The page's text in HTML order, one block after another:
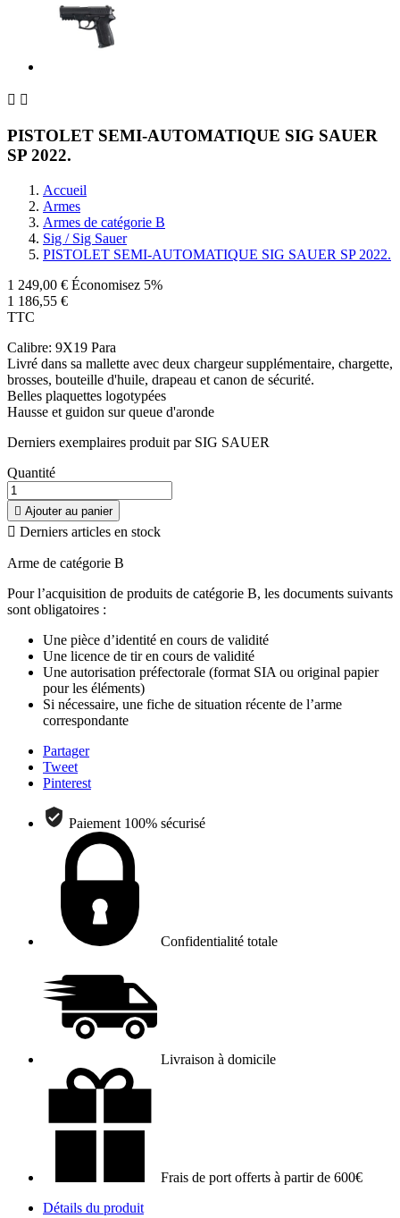
 
PISTOLET SEMI-AUTOMATIQUE SIG SAUER
SP 2022.
Accueil
Armes
Armes de catégorie B
Sig / Sig Sauer
PISTOLET SEMI-AUTOMATIQUE SIG SAUER SP 2022.
1 249,00 € Économisez 5%
1 186,55 €
TTC
Calibre: 9X19 Para
Livré dans sa mallette avec deux chargeur supplémentaire, chargette,
brosses, bouteille d'huile, drapeau et canon de sécurité.
Belles plaquettes logotypées
Hausse et guidon sur queue d'aronde
Derniers exemplaires produit par SIG SAUER
Quantité
 Ajouter au panier
 Derniers articles en stock
Arme de catégorie B
Pour l’acquisition de produits de catégorie B, les documents suivants
sont obligatoires :
Une pièce d’identité en cours de validité
Une licence de tir en cours de validité
Une autorisation préfectorale (format SIA ou original papier
pour les éléments)
Si nécessaire, une fiche de situation récente de l’arme
correspondante
Partager
Tweet
Pinterest
Paiement 100% sécurisé
Confidentialité totale
Livraison à domicile
Frais de port offerts à partir de 600€
Détails du produit